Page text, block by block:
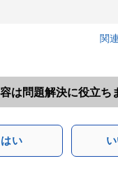
関
は問題解決に役立ち
はい